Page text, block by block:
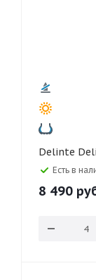
Есть в
8 490